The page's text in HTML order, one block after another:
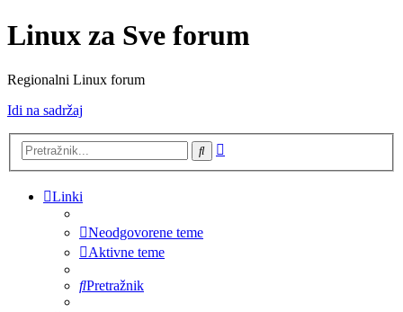
Linux za Sve forum
Regionalni Linux forum
Idi na sadržaj
Pretražnik
Linki
Neodgovorene teme
Aktivne teme
Pretražnik